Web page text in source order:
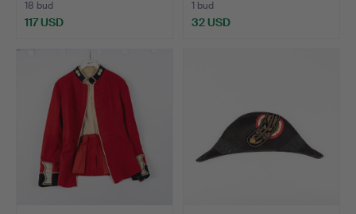
18 bud
117 USD
1 bud
32 USD